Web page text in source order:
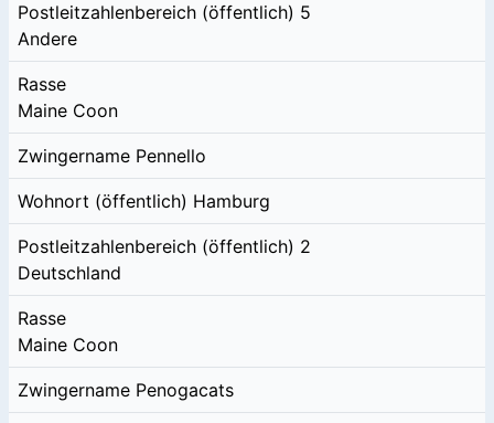
Postleitzahlenbereich (öffentlich) 5
Andere
Rasse
Maine Coon
Zwingername Pennello
Wohnort (öffentlich) Hamburg
Postleitzahlenbereich (öffentlich) 2
Deutschland
Rasse
Maine Coon
Zwingername Penogacats